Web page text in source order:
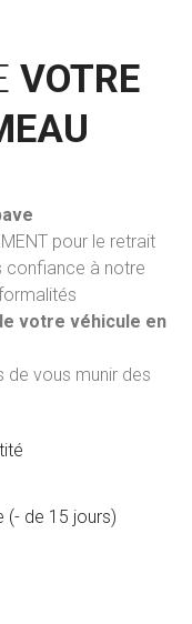
VOTRE
pour le retrait
confiance à notre
votre véhicule en
de vous munir des
(- de 15 jours)